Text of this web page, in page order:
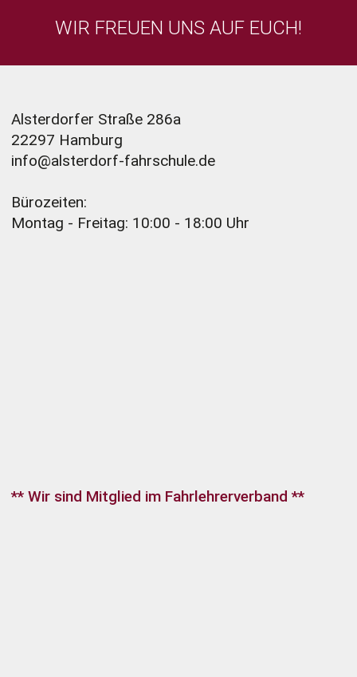
WIR FREUEN UNS AUF EUCH!
Alsterdorfer Straße 286a
22297 Hamburg
info@alsterdorf-fahrschule.de
Bürozeiten:
Montag - Freitag: 10:00 - 18:00 Uhr
** Wir sind Mitglied im Fahrlehrerverband **